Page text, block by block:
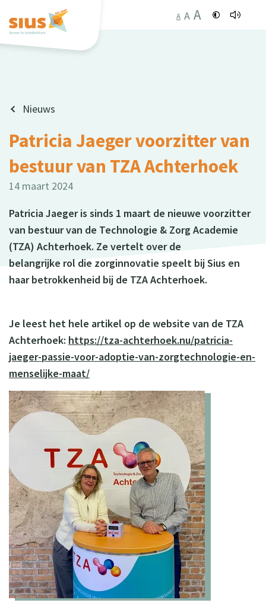
A A A
Nieuws
Patricia Jaeger voorzitter van
bestuur van TZA Achterhoek
14 maart 2024
Patricia Jaeger is sinds 1 maart de nieuwe voorzitter
van bestuur van de Technologie & Zorg Academie
(TZA) Achterhoek. Ze vertelt over de
belangrijke rol die zorginnovatie speelt bij Sius en
haar betrokkenheid bij de TZA Achterhoek.
Je leest het hele artikel op de website van de TZA
Achterhoek: https://tza-achterhoek.nu/patricia-
jaeger-passie-voor-adoptie-van-zorgtechnologie-en-
menselijke-maat/